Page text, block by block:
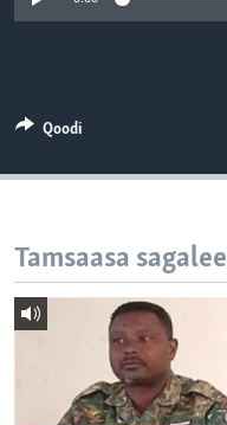
Qoodi
Tamsaasa sagalee